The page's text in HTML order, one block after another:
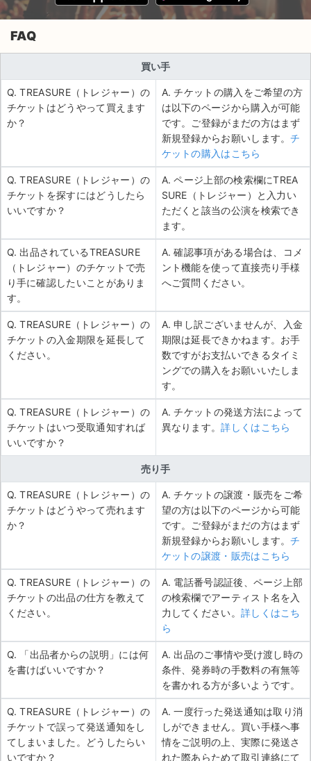
FAQ
買い手
Q. TREASURE（トレジャー）の
チケットはどうやって買えます
か？
A. チケットの購入をご希望の方
は以下のページから購入が可能
です。ご登録がまだの方はまず
新規登録からお願いします。チ
ケットの購入はこちら
Q. TREASURE（トレジャー）の
チケットを探すにはどうしたら
いいですか？
A. ページ上部の検索欄にTREA
SURE（トレジャー）と入力い
ただくと該当の公演を検索でき
ます。
Q. 出品されているTREASURE
（トレジャー）のチケットで売
り手に確認したいことがありま
す。
A. 確認事項がある場合は、コメ
ント機能を使って直接売り手様
へご質問ください。
Q. TREASURE（トレジャー）の
チケットの入金期限を延長して
ください。
A. 申し訳ございませんが、入金
期限は延長できかねます。お手
数ですがお支払いできるタイミ
ングでの購入をお願いいたしま
す。
Q. TREASURE（トレジャー）の
チケットはいつ受取通知すれば
いいですか？
A. チケットの発送方法によって
異なります。詳しくはこちら
売り手
Q. TREASURE（トレジャー）の
チケットはどうやって売れます
か？
A. チケットの譲渡・販売をご希
望の方は以下のページから可能
です。ご登録がまだの方はまず
新規登録からお願いします。チ
ケットの譲渡・販売はこちら
Q. TREASURE（トレジャー）の
チケットの出品の仕方を教えて
ください。
A. 電話番号認証後、ページ上部
の検索欄でアーティスト名を入
力してください。 詳しくはこち
ら
Q. 「出品者からの説明」には何
を書けばいいですか？
A. 出品のご事情や受け渡し時の
条件、発券時の手数料の有無等
を書かれる方が多いようです。
Q. TREASURE（トレジャー）の
チケットで誤って発送通知をし
てしまいました。どうしたらい
いですか？
A. 一度行った発送通知は取り消
しができません。買い手様へ事
情をご説明の上、実際に発送さ
れた際あらためて取引連絡にて